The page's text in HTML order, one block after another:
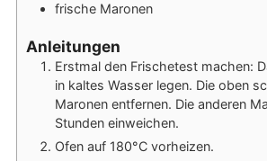
frische Maronen
Anleitungen
Erstmal den Frischetest machen:
in kaltes Wasser legen. Die oben
Maronen entfernen. Die anderen
Stunden einweichen.
Ofen auf 180°C vorheizen.